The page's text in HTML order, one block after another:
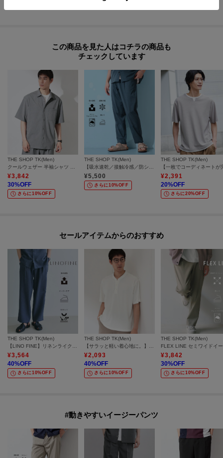
この商品を見た人はコチラの商品も
チェックしています
THE SHOP TK(Men)
¥3,842
30%OFF
さらに10%OFF
THE SHOP TK(Men)
¥5,500
さらに10%OFF
THE SHOP TK(Men)
¥2,391
20%OFF
さらに20%OFF
セールアイテムからのおすすめ
THE SHOP TK(Men)
【LINO FINE】リネンライク ワイドイージーパンツ 吸水速乾/イージーケア/UVカット/洗濯機OK
¥3,564
40%OFF
さらに10%OFF
THE SHOP TK(Men)
【サラッと軽い着心地に。】BO-NO HENLEY TEE/ボーノヘンリーネック Tシャツ 吸水速乾/洗濯機OK
¥2,093
40%OFF
さらに10%OFF
THE SHOP TK(Men)
¥3,842
30%OFF
さらに10%OFF
#動きやすいイージーパンツ